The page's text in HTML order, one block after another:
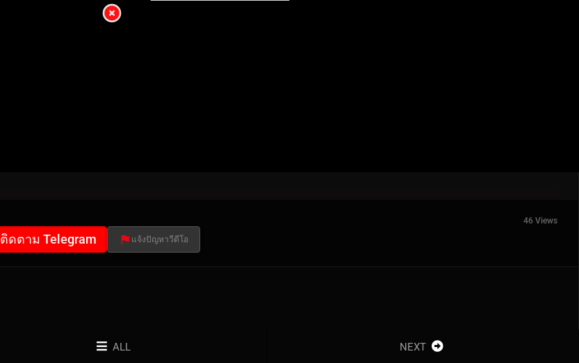
46 Views
ติดตาม Telegram แจ้งปัญหาวีดีโอ
ALL NEXT